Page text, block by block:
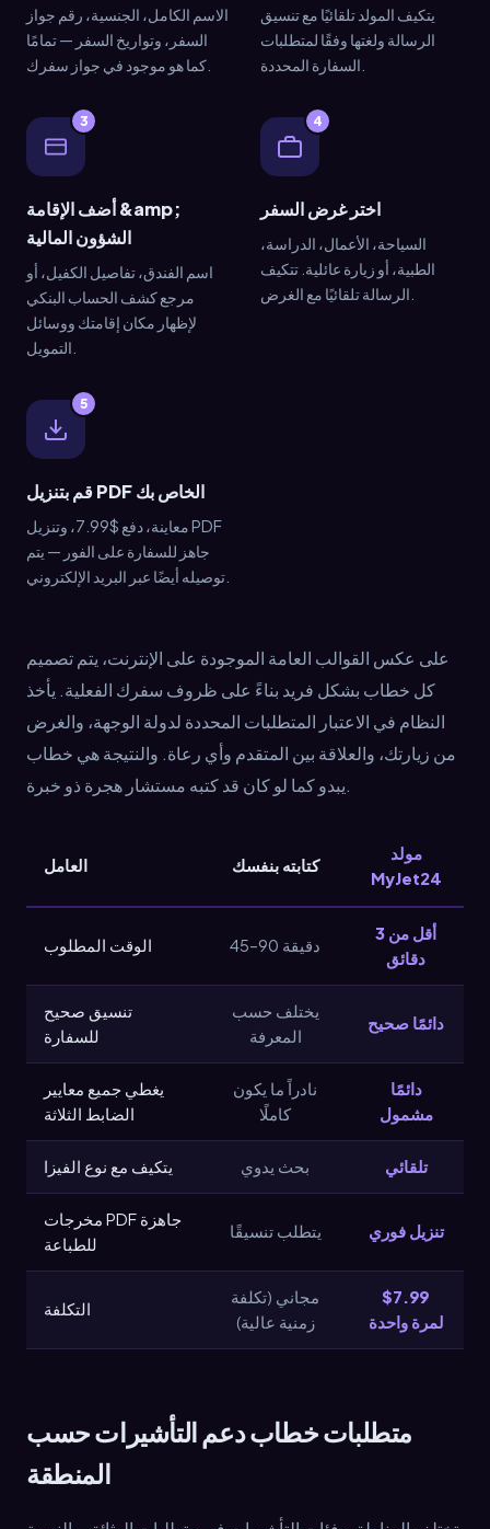
الاسم الكامل، الجنسية، رقم جواز
السفر، وتواريخ السفر — تمامًا
يتكيف المولد تلقائيًا مع تنسيق
الرسالة ولغتها وفقًا لمتطلبات
3
أضف الإقامة &amp;
الشؤون المالية
اسم الفندق، تفاصيل الكفيل، أو
مرجع كشف الحساب البنكي
لإظهار مكان إقامتك ووسائل
4
اختر غرض السفر
السياحة، الأعمال، الدراسة،
الطبية، أو زيارة عائلية. تتكيف
5
قم بتنزيل PDF الخاص بك
معاينة، دفع $7.99، وتنزيل PDF
جاهز للسفارة على الفور — يتم
على عكس القوالب العامة الموجودة على الإنترنت، يتم تصميم
كل خطاب بشكل فريد بناءً على ظروف سفرك الفعلية. يأخذ
النظام في الاعتبار المتطلبات المحددة لدولة الوجهة، والغرض
من زيارتك، والعلاقة بين المتقدم وأي رعاة. والنتيجة هي خطاب
يبدو كما لو كان قد كتبه مستشار هجرة ذو خبرة.
العامل كتابته بنفسك
مولد
MyJet24
الوقت المطلوب 45–90 دقيقة
أقل من 3
دقائق
تنسيق صحيح
للسفارة
يختلف حسب
المعرفة
دائمًا صحيح
يغطي جميع معايير
الضابط الثلاثة
نادراً ما يكون
كاملًا
دائمًا
مشمول
يتكيف مع نوع الفيزا بحث يدوي تلقائي
مخرجات PDF جاهزة
للطباعة
يتطلب تنسيقًا تنزيل فوري
التكلفة
مجاني (تكلفة
زمنية عالية)
$7.99
لمرة واحدة
متطلبات خطاب دعم التأشيرات حسب
المنطقة